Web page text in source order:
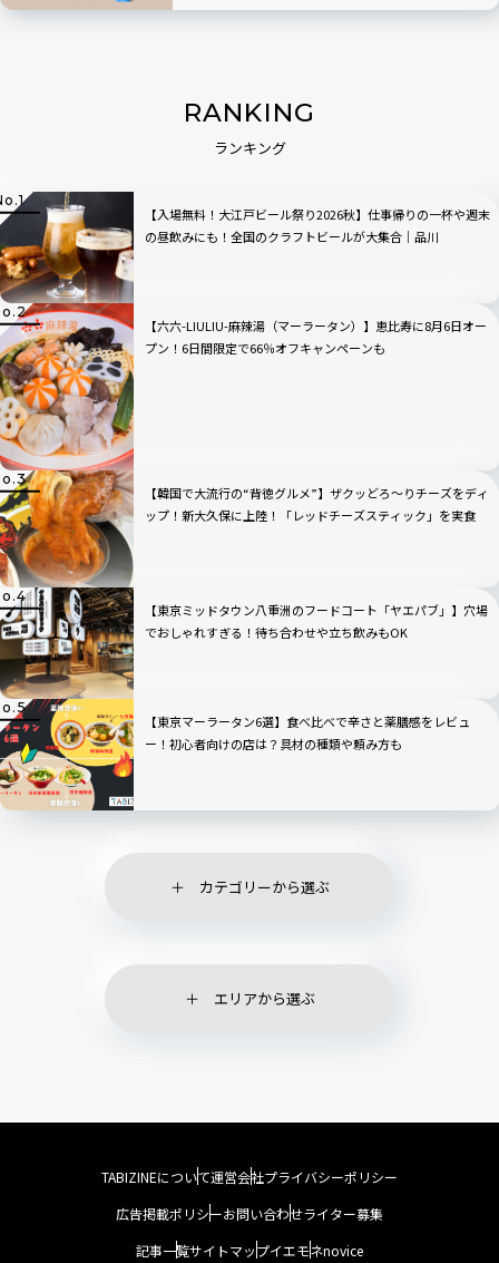
RANKING
ランキング
【入場無料！大江戸ビール祭り2026秋】仕事帰りの一杯や週末
の昼飲みにも！全国のクラフトビールが大集合｜品川
【六六-LIULIU-麻辣湯（マーラータン）】恵比寿に8月6日オー
プン！6日間限定で66％オフキャンペーンも
【韓国で大流行の“背徳グルメ”】ザクッどろ～りチーズをディ
ップ！新大久保に上陸！「レッドチーズスティック」を実食
【東京ミッドタウン八重洲のフードコート「ヤエパブ」】穴場
でおしゃれすぎる！待ち合わせや立ち飲みもOK
【東京マーラータン6選】食べ比べで辛さと薬膳感をレビュ
ー！初心者向けの店は？具材の種類や頼み方も
カテゴリーから選ぶ
エリアから選ぶ
TABIZINEについて運営会社プライバシーポリシー
広告掲載ポリシーお問い合わせライター募集
記事一覧サイトマップイエモネnovice